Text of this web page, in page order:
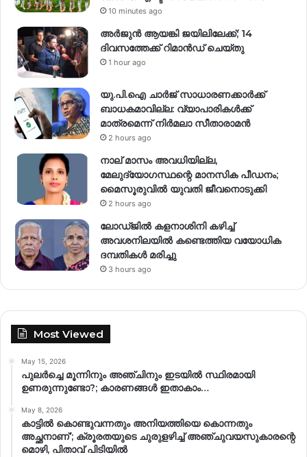
10 minutes ago
അർജുൻ ആയങ്കി ജയിലിലേക്ക്; 14
ദിവസത്തേക്ക് റിമാൻഡ് ചെയ്തു
1 hour ago
യു.പി.ഐ ചാർജ് സാധാരണക്കാർക്ക്
ബാധകമാവില്ല: വ്യാപാരികൾക്ക്
മാത്രമെന്ന് നിർമലാ സീതാരാമൻ
2 hours ago
നാല് മാസം അവധിയില്ല,
മേലുദ്യോഗസ്ഥന്റെ മാനസിക പീഡനം;
മൈസൂരുവിൽ യുവതി ജീവനൊടുക്കി
2 hours ago
ലോഡ്ജിൽ കളനാശിനി കഴിച്ച്
അവശനിലയിൽ കണ്ടെത്തിയ വയോധിക
ദമ്പതികൾ മരിച്ചു
3 hours ago
Most Viewed
May 15, 2026
പുലർച്ചെ മൂന്നിനും അഞ്ചിനും ഇടയിൽ സ്ഥിരമായി
ഉണരുന്നുണ്ടോ?; കാരണങ്ങള്‍ ഇതാകാം…
May 8, 2026
കാട്ടിൽ കൊണ്ടുവന്നതും അനിയത്തിയെ കൊന്നതും
അച്ഛനാണ്’; ക്രൂരതയുടെ ചുരുളഴിച്ച് അഞ്ചുവയസുകാരന്റെ
മൊഴി, പിതാവ് പിടിയിൽ